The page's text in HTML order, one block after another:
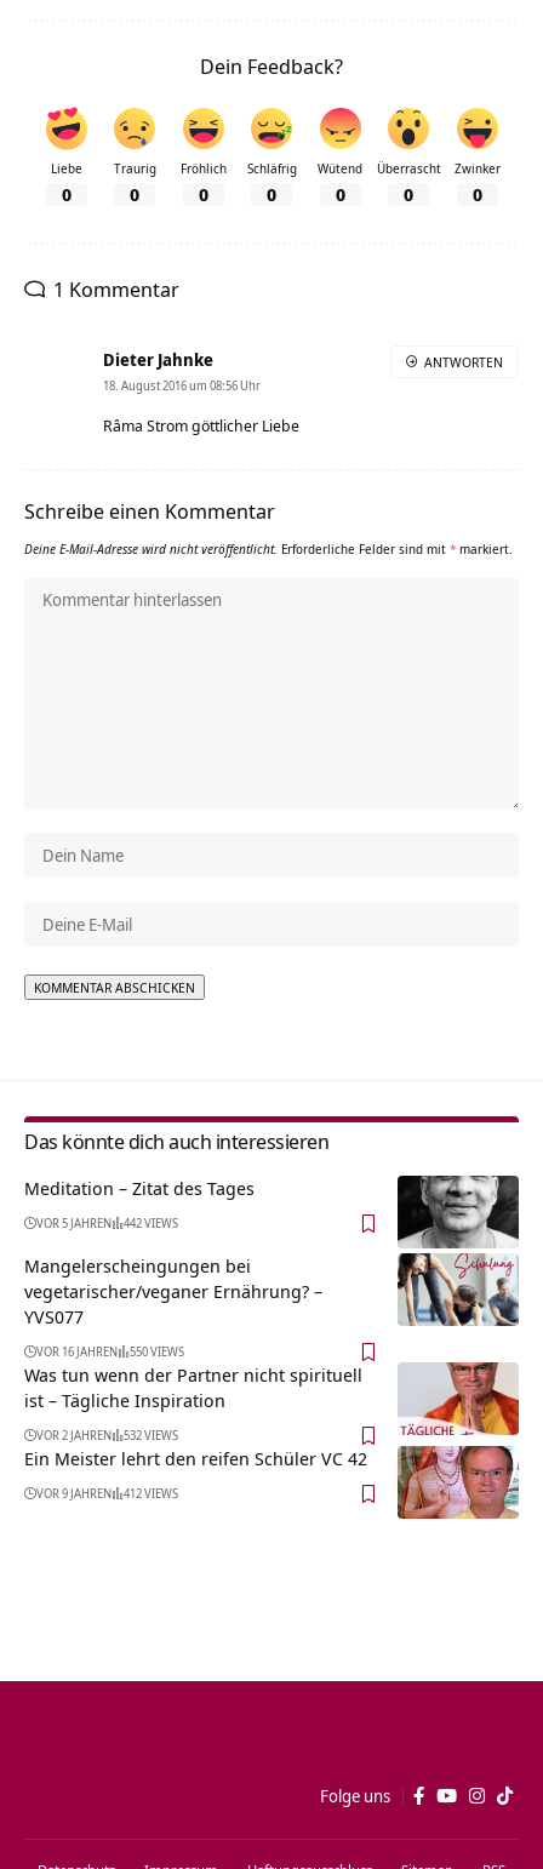
Dein Feedback?
Liebe
0
Traurig
0
Fröhlich
0
Schläfrig
0
Wütend
0
Überrascht
0
Zwinker
0
1 Kommentar
Dieter Jahnke
18. August 2016 um 08:56 Uhr
Râma Strom göttlicher Liebe
ANTWORTEN
Schreibe einen Kommentar
Deine E-Mail-Adresse wird nicht veröffentlicht. Erforderliche Felder sind mit * markiert.
Das könnte dich auch interessieren
Meditation – Zitat des Tages
VOR 5 JAHREN 442 VIEWS
Mangelerscheingungen bei
vegetarischer/veganer Ernährung? –
YVS077
VOR 16 JAHREN 550 VIEWS
Was tun wenn der Partner nicht spirituell
ist – Tägliche Inspiration
VOR 2 JAHREN 532 VIEWS
Ein Meister lehrt den reifen Schüler VC 42
VOR 9 JAHREN 412 VIEWS
Folge uns